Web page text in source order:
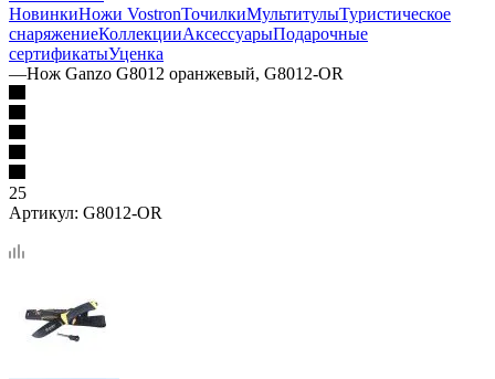
НовинкиНожи VostronТочилкиМультитулыТуристическое
снаряжениеКоллекцииАксессуарыПодарочные
сертификатыУценка
—Нож Ganzo G8012 оранжевый, G8012-OR
25
Артикул: G8012-OR